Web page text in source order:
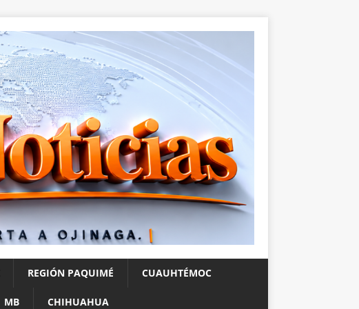
REGIÓN PAQUIMÉ CUAUHTÉMOC
MB CHIHUAHUA